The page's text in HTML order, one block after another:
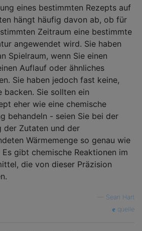
eines bestimmten Rezepts auf
hängt häufig davon ab, ob für
Zeitraum eine bestimmte
angewendet wird. Sie haben
Spielraum, wenn Sie einen
Auflauf oder ähnliches
Sie haben jedoch fast keine,
backen. Sie sollten ein
eher wie eine chemische
behandeln - seien Sie bei der
der Zutaten und der
Wärmemenge so genau wie
gibt chemische Reaktionen im
die von dieser Präzision
Sean Hart
quelle